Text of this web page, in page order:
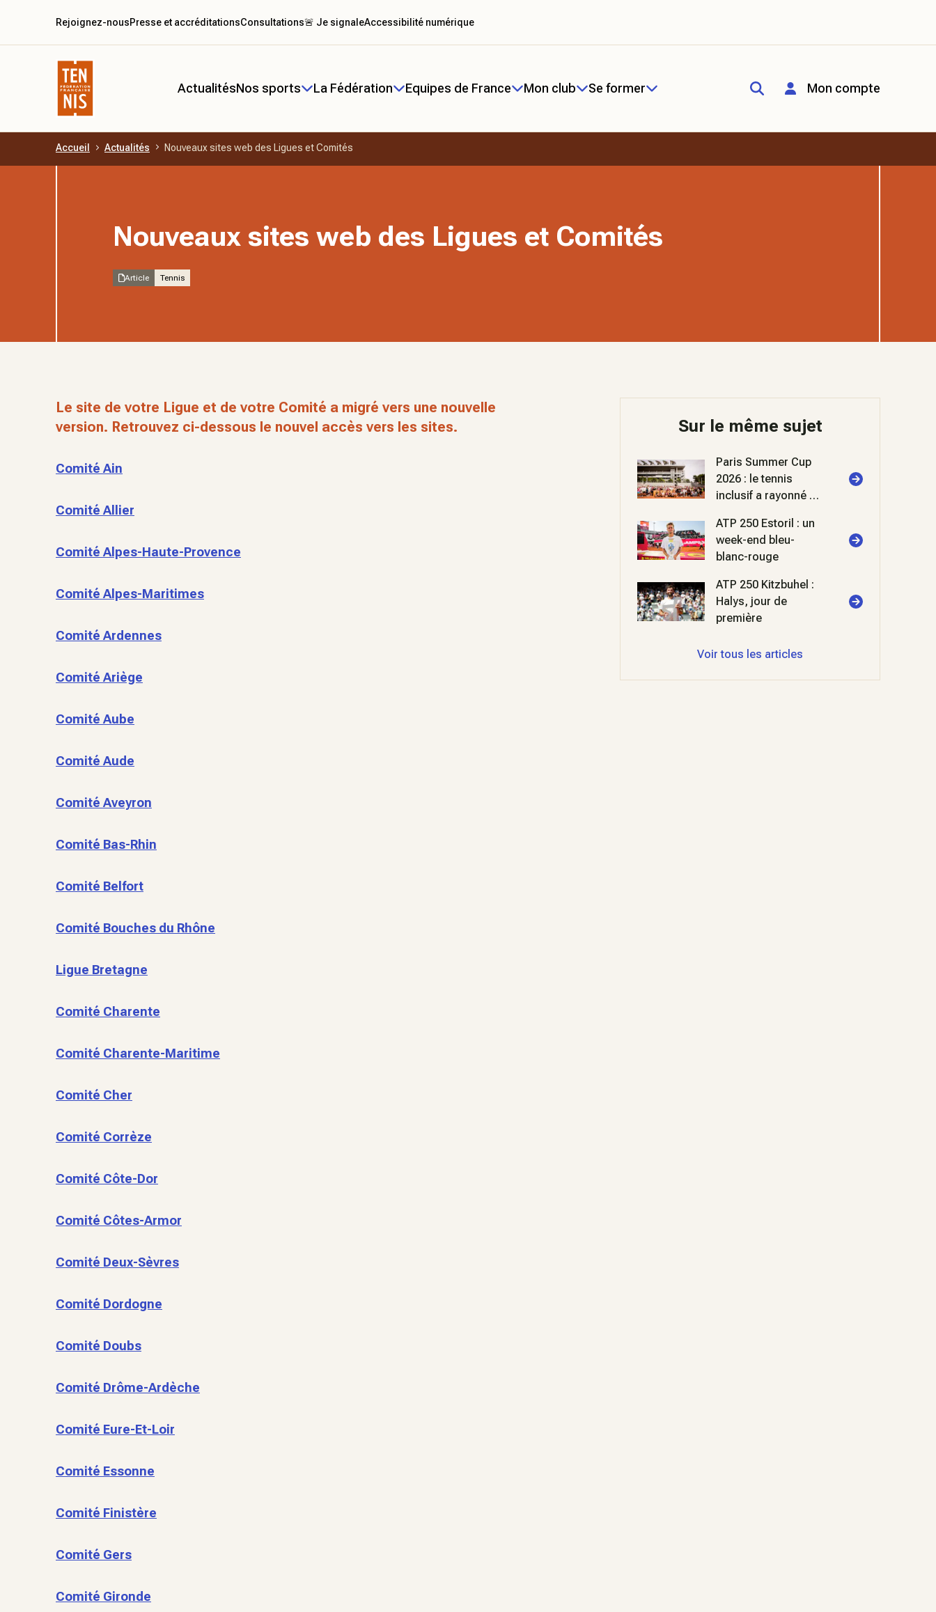
Aller au contenu principal
ActualitésNos sports La Fédération Equipes de France Mon club Se former Mon compte
Rejoignez-nousPresse et accréditationsConsultations🚨 Je signaleAccessibilité numérique
Accueil Actualités Nouveaux sites web des Ligues et Comités
Nouveaux sites web des Ligues et Comités
Article Tennis
Le site de votre Ligue et de votre Comité a migré vers une nouvelle
version. Retrouvez ci-dessous le nouvel accès vers les sites.
Comité Ain
Comité Allier
Comité Alpes-Haute-Provence
Comité Alpes-Maritimes
Comité Ardennes
Comité Ariège
Comité Aube
Comité Aude
Comité Aveyron
Comité Bas-Rhin
Comité Belfort
Comité Bouches du Rhône
Ligue Bretagne
Comité Charente
Comité Charente-Maritime
Comité Cher
Comité Corrèze
Comité Côte-Dor
Comité Côtes-Armor
Comité Deux-Sèvres
Comité Dordogne
Comité Doubs
Comité Drôme-Ardèche
Comité Eure-Et-Loir
Comité Essonne
Comité Finistère
Comité Gers
Comité Gironde
Sur le même sujet
Paris Summer Cup
2026 : le tennis
inclusif a rayonné à
ATP 250 Estoril : un
week-end bleu-
blanc-rouge
ATP 250 Kitzbuhel :
Halys, jour de
première
Voir tous les articles